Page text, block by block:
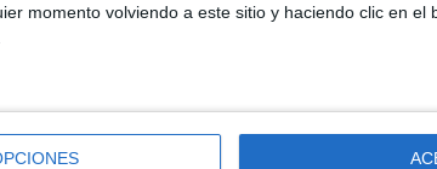
momento volviendo a este sitio y haciendo clic en el
Borussia Dortmund
41 (2,02%)
Juventus
37 (1,83%)